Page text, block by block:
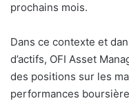
prochains mois.
Dans ce contexte et
d’actifs, OFI Asset
des positions sur les
performances